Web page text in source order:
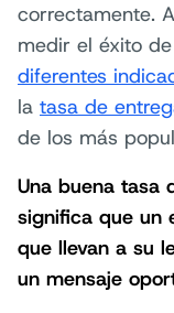
correctamente.
medir el éxito
diferentes
la tasa de
de los más
Una buena tasa
significa que un
que llevan a su
un mensaje